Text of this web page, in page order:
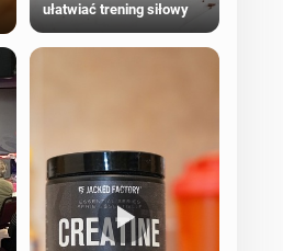
ułatwiać trening siłowy